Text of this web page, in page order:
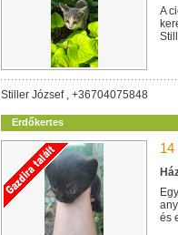
A
Stiller József , +36704075848
Erdőkertes
és